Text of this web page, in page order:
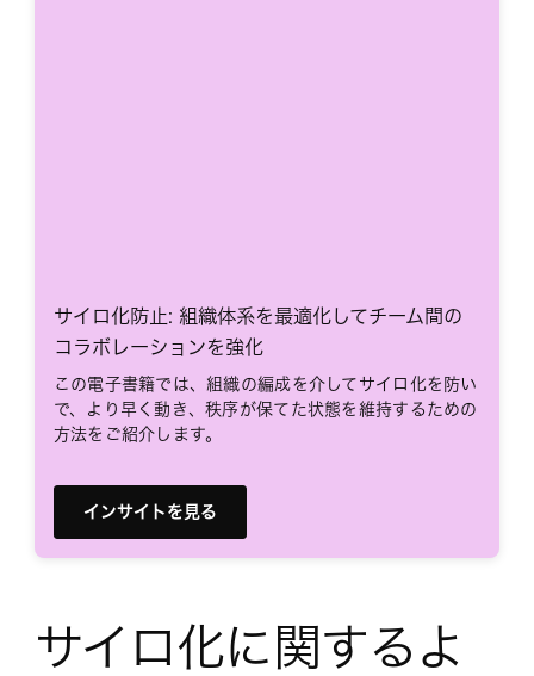
サイロ化防止: 組織体系を最適化してチーム間の
コラボレーションを強化
この電子書籍では、組織の編成を介してサイロ化を防い
で、より早く動き、秩序が保てた状態を維持するための
方法をご紹介します。
インサイトを見る
サイロ化に関するよ